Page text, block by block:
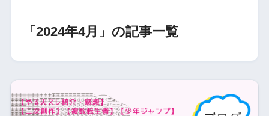
「2024年4月」の記事一覧